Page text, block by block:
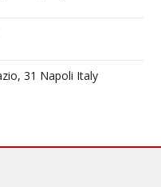
31 Napoli Italy